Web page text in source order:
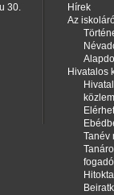
30.
Hírek
Az
Hivatalos
Tanév